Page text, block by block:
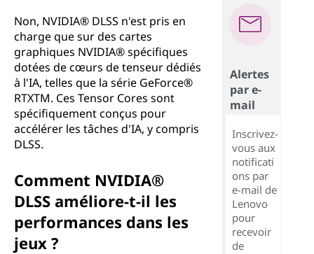
Non, NVIDIA® DLSS n'est pris en
charge que sur des cartes
graphiques NVIDIA® spécifiques
dotées de cœurs de tenseur dédiés
à l'IA, telles que la série GeForce®
RTXTM. Ces Tensor Cores sont
spécifiquement conçus pour
accélérer les tâches d'IA, y compris
DLSS.
Comment NVIDIA®
DLSS améliore-t-il les
performances dans les
jeux ?
Alertes
par e-
mail
Inscrivez-
vous aux
notificati
ons par
e-mail de
Lenovo
pour
recevoir
de